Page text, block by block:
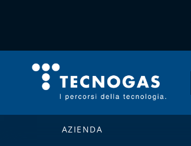
AZIENDA
CAPITOLO 03
ATTREZZATURE UTENSILI